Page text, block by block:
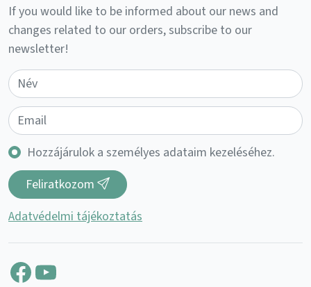
If you would like to be informed about our news and
changes related to our orders, subscribe to our
newsletter!
Hozzájárulok a személyes adataim kezeléséhez.
Feliratkozom
Adatvédelmi tájékoztatás
Facebook
YouTube